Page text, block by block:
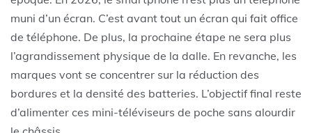
muni d’un écran. C’est avant tout un écran qui fait office
de téléphone. De plus, la prochaine étape ne sera plus
l’agrandissement physique de la dalle. En revanche, les
marques vont se concentrer sur la réduction des
bordures et la densité des batteries. L’objectif final reste
d’alimenter ces mini-téléviseurs de poche sans alourdir